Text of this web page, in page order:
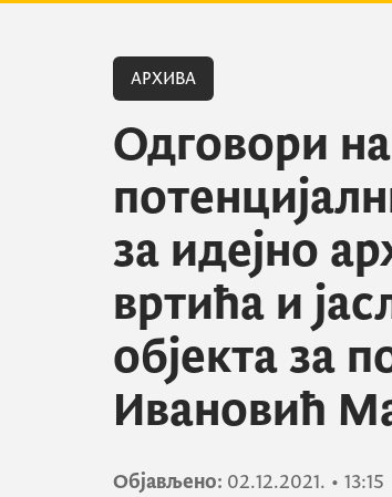
АРХИВА
Одговори
за идејно
вртића и
објекта за
Ивановић
Објављено: 02.12.2021. • 13:15